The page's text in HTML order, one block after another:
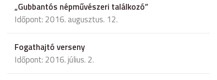
„Gubbantós népművészeri találkozó”
Időpont: 2016. augusztus. 12.
Fogathajtó verseny
Időpont: 2016. július. 2.